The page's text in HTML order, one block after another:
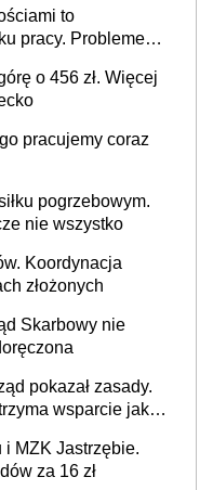
to
pracy. Problemem
systemu i
o 456 zł. Więcej
pracujemy coraz
pogrzebowym.
nie wszystko
Koordynacja
złożonych
Skarbowy nie
pokazał zasady.
wsparcie jako
MZK Jastrzębie.
za 16 zł